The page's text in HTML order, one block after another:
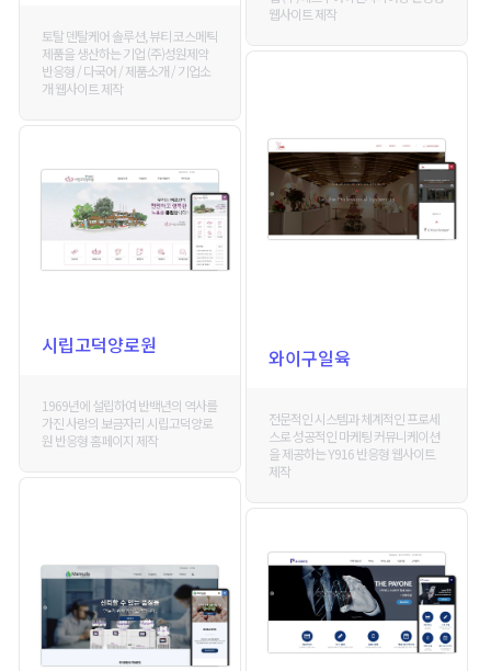
토탈 덴탈케어 솔루션, 뷰티 코스메틱
제품을 생산하는 기업 (주)성원제약
반응형 / 다국어 / 제품소개 / 기업소
개 웹사이트 제작
웹사이트 제작
와이구일육
전문적인 시스템과 체계적인 프로세
스로 성공적인 마케팅 커뮤니케이션
을 제공하는 Y916 반응형 웹사이트
제작
시립고덕양로원
1969년에 설립하여 반백년의 역사를
가진 사랑의 보금자리 시립고덕양로
원 반응형 홈페이지 제작